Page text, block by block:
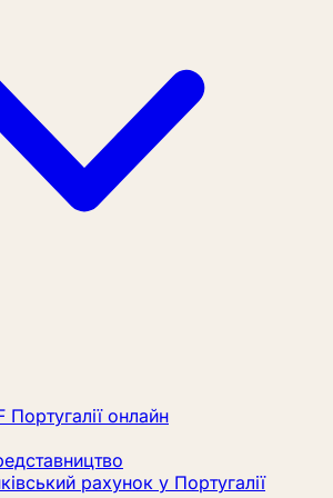
Португалії онлайн
рахунок у Португалії